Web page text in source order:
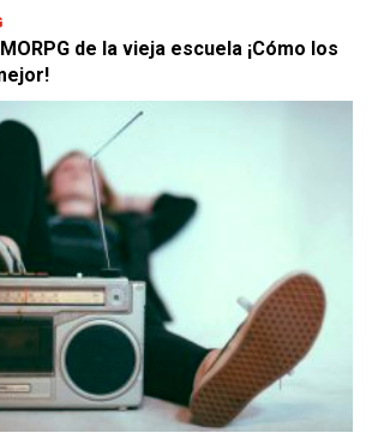
de la vieja escuela ¡Cómo los